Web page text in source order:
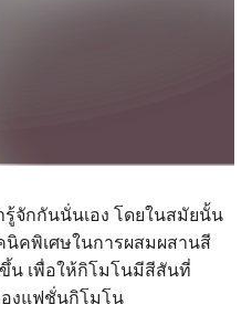
จักกันนั่นเอง โดยในสมัยนั้น
นิคพิเศษในการผสมผสานสี
น เพื่อให้กิโมโนมีสีสันที่
งแฟชั่นกิโมโน